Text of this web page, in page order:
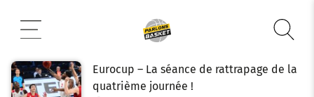
contenu
Eurocup – La séance de rattrapage de la
quatrième journée !